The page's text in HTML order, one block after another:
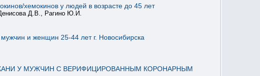
хемокинов у людей в возрасте до 45 лет
Д.В., Рагино Ю.И.
и женщин 25-44 лет г. Новосибирска
У МУЖЧИН С ВЕРИФИЦИРОВАННЫМ КОРОНАРНЫМ